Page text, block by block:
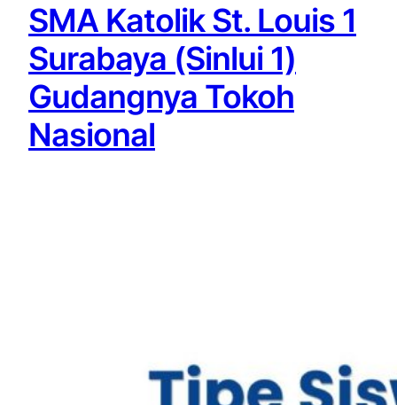
SMA Katolik St. Louis 1
Surabaya (Sinlui 1)
Gudangnya Tokoh
Nasional